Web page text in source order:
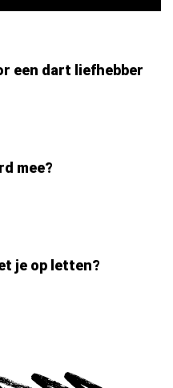
een dart liefhebber
mee?
je op letten?